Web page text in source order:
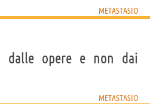
METASTASIO
dalle opere e non dai
METASTASIO